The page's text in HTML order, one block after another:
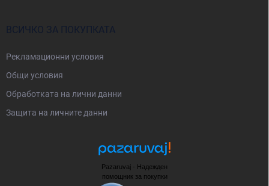
ВСИЧКО ЗА ПОКУПКАТА
Рекламационни условия
Общи условия
Oбработката на лични данни
Защита на личните данни
Pazaruvaj - Надежден
помощник за покупки